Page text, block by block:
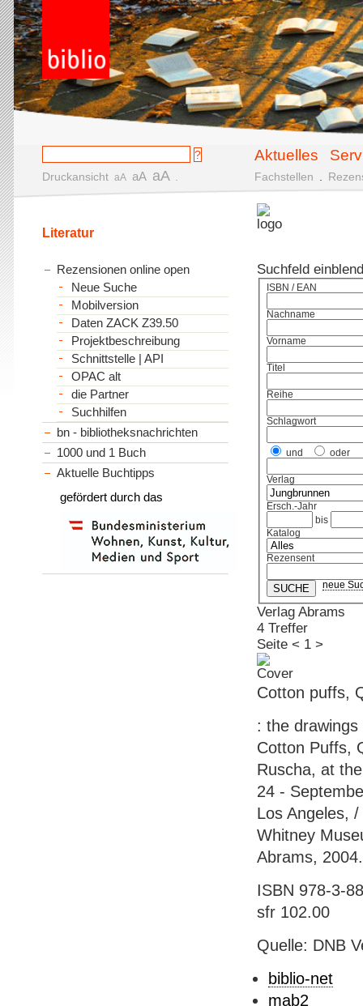
Aktuelles
Druckansicht aA aA aA Fachstellen
Suchfeld
ISBN / EAN
Nachname
Vorname
Titel
Reihe
Schlagwort
und oder
Verlag
Ersch.-Jahr
bis
Katalog
Rezensent
neue
Verlag Abrams
4 Treffer
Seite < 1 >
Cotton puffs,
: the
Cotton Puffs,
Ruscha, at
24 -
Los Angeles,
Whitney
Abrams,
ISBN 978-3-
sfr 102.00
Quelle: DNB
biblio-net
mab2
Literatur
Rezensionen online open
Neue Suche
Mobilversion
Daten ZACK Z39.50
Projektbeschreibung
Schnittstelle | API
OPAC alt
die Partner
Suchhilfen
bn - bibliotheksnachrichten
1000 und 1 Buch
Aktuelle Buchtipps
gefördert durch das